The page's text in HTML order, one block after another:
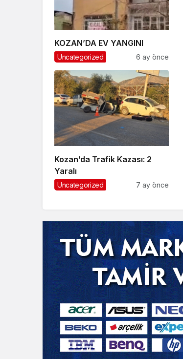
KOZAN’DA EV YANGINI
Uncategorized 6 ay önce
Kozan’da Trafik Kazası: 2
Yaralı
Uncategorized 7 ay önce